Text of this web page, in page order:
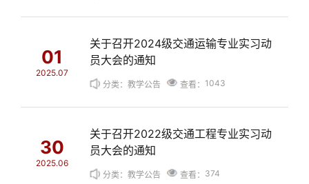
01
2025.07
关于召开2024级交通运输专业实习动
员大会的通知
分类：教学公告 查看： 1043
30
2025.06
关于召开2022级交通工程专业实习动
员大会的通知
分类：教学公告 查看： 374